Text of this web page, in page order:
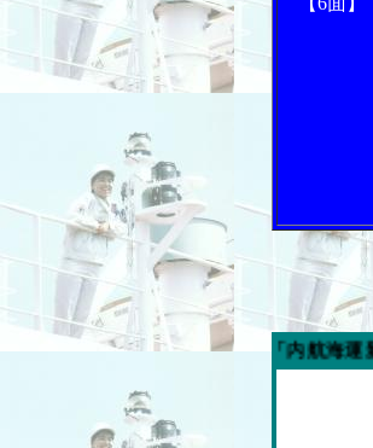
今週の「内航海運新聞」広